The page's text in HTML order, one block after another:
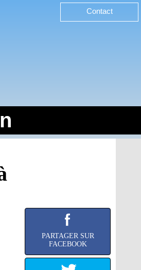
Contact
PARTAGER SUR
FACEBOOK